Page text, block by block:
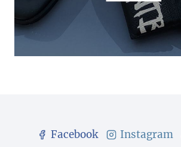
Facebook Instagram